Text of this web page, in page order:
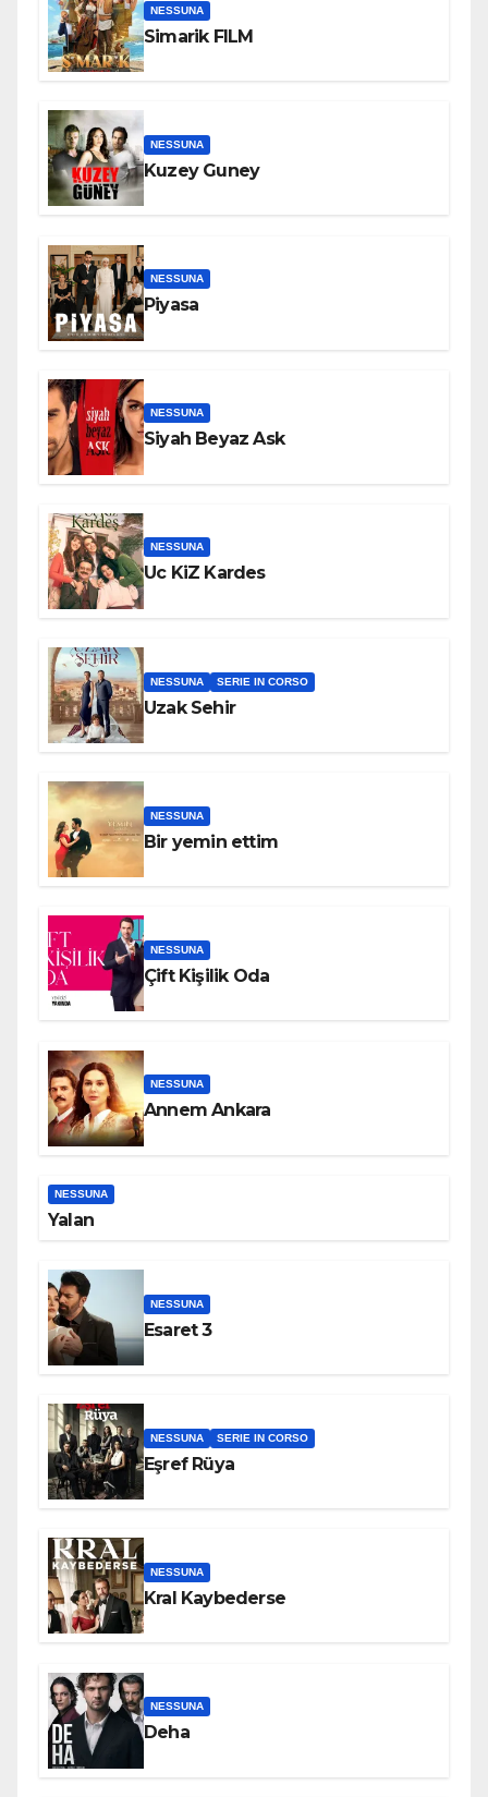
NESSUNA
Simarik FILM
NESSUNA
Kuzey Guney
NESSUNA
Piyasa
NESSUNA
Siyah Beyaz Ask
NESSUNA
Uc KiZ Kardes
NESSUNA SERIE IN CORSO
Uzak Sehir
NESSUNA
Bir yemin ettim
NESSUNA
Çift Kişilik Oda
NESSUNA
Annem Ankara
NESSUNA
Yalan
NESSUNA
Esaret 3
NESSUNA SERIE IN CORSO
Eşref Rüya
NESSUNA
Kral Kaybederse
NESSUNA
Deha